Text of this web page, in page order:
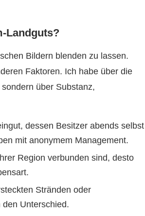
Landguts?
Bildern blenden zu lassen.
Faktoren. Ich habe über die
über Substanz,
dessen Besitzer abends selbst
mit anonymem Management.
Region verbunden sind, desto
Stränden oder
Unterschied.